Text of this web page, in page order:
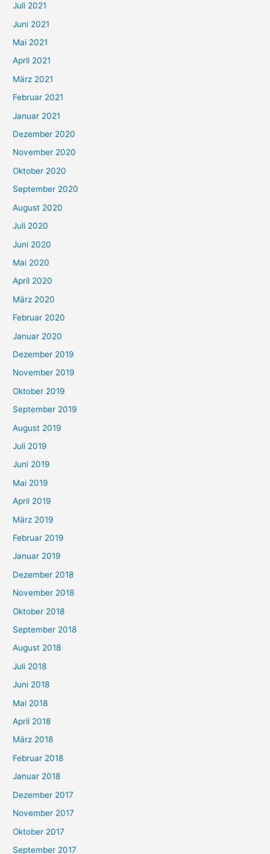
a
c
h
:
Juli 2021
Juni 2021
Mai 2021
April 2021
März 2021
Februar 2021
Januar 2021
Dezember 2020
November 2020
Oktober 2020
September 2020
August 2020
Juli 2020
Juni 2020
Mai 2020
April 2020
März 2020
Februar 2020
Januar 2020
Dezember 2019
November 2019
Oktober 2019
September 2019
August 2019
Juli 2019
Juni 2019
Mai 2019
April 2019
März 2019
Februar 2019
Januar 2019
Dezember 2018
November 2018
Oktober 2018
September 2018
August 2018
Juli 2018
Juni 2018
Mai 2018
April 2018
März 2018
Februar 2018
Januar 2018
Dezember 2017
November 2017
Oktober 2017
September 2017